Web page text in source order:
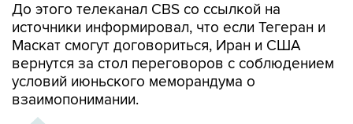
До этого телеканал CBS со ссылкой на
источники информировал, что если Тегеран и
Маскат смогут договориться, Иран и США
вернутся за стол переговоров с соблюдением
условий июньского меморандума о
взаимопонимании.